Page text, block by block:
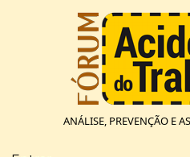
ANÁLISE, PREVENÇÃO E